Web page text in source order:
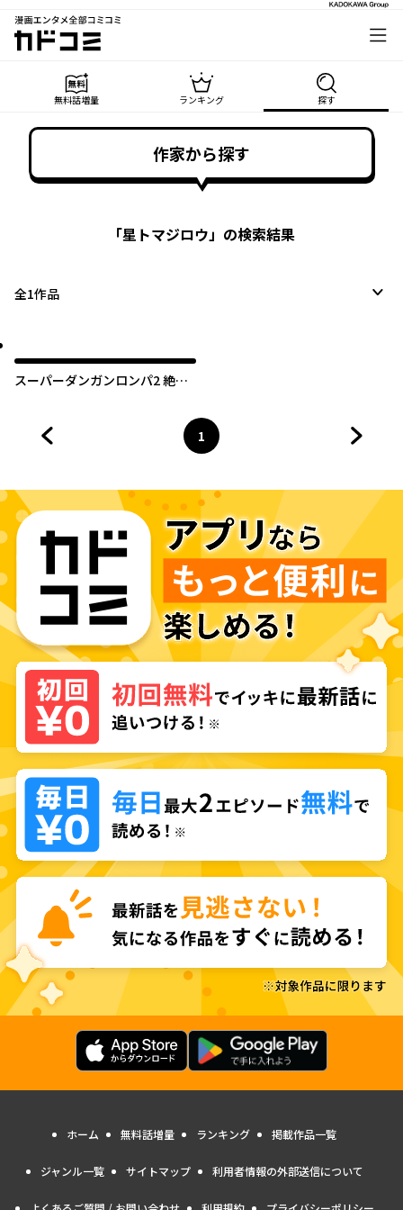
漫画エンタメ全部コミコミ
カドコミ
無料話増量 ランキング 探す
作家から探す
「星トマジロウ」の検索結果
全1作品
スーパーダンガンロンパ2 絶望
ページ
1
へ
ホーム 無料話増量 ランキング 掲載作品一覧
ジャンル一覧 サイトマップ 利用者情報の外部送信について